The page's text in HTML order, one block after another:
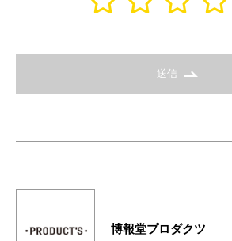
送信
博報堂プロダクツ